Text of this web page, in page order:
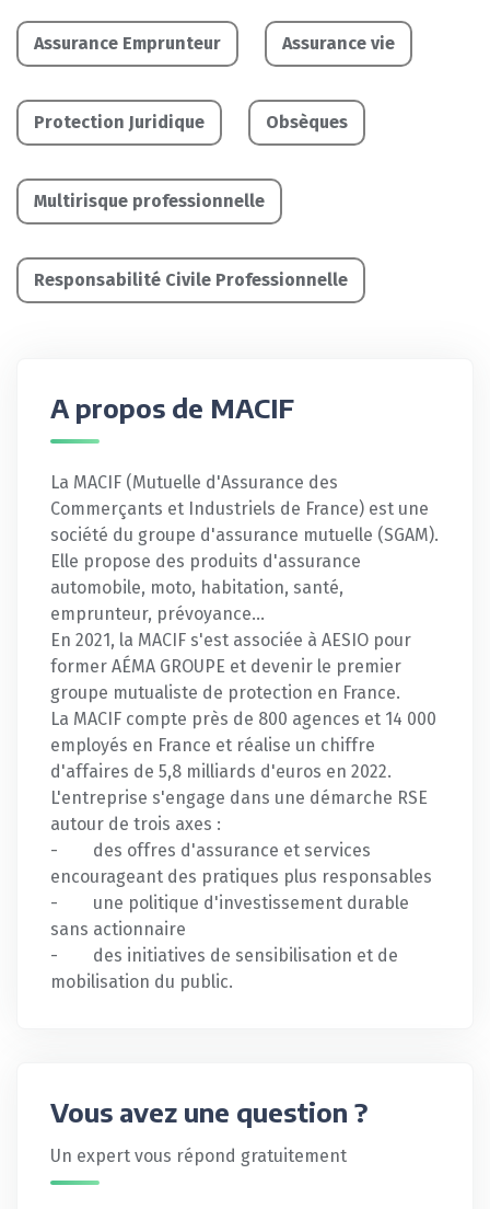
Assurance Emprunteur Assurance vie
Protection Juridique Obsèques
Multirisque professionnelle
Responsabilité Civile Professionnelle
A propos de MACIF
La MACIF (Mutuelle d'Assurance des
Commerçants et Industriels de France) est une
société du groupe d'assurance mutuelle (SGAM).
Elle propose des produits d'assurance
automobile, moto, habitation, santé,
emprunteur, prévoyance…
En 2021, la MACIF s'est associée à AESIO pour
former AÉMA GROUPE et devenir le premier
groupe mutualiste de protection en France.
La MACIF compte près de 800 agences et 14 000
employés en France et réalise un chiffre
d'affaires de 5,8 milliards d'euros en 2022.
L'entreprise s'engage dans une démarche RSE
autour de trois axes :
- des offres d'assurance et services
encourageant des pratiques plus responsables
- une politique d'investissement durable
sans actionnaire
- des initiatives de sensibilisation et de
mobilisation du public.
Vous avez une question ?
Un expert vous répond gratuitement